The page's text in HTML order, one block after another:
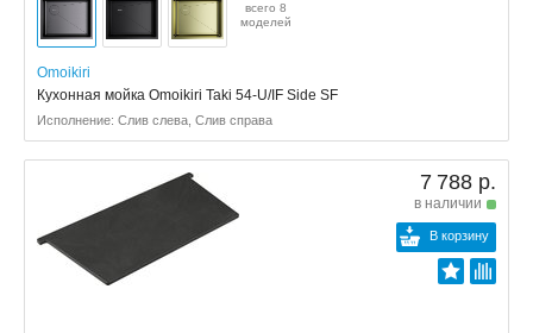
всего 8
моделей
Omoikiri
Кухонная мойка Omoikiri Taki 54-U/IF Side SF
Исполнение: Слив слева, Слив справа
7 788 р.
в наличии
В корзину